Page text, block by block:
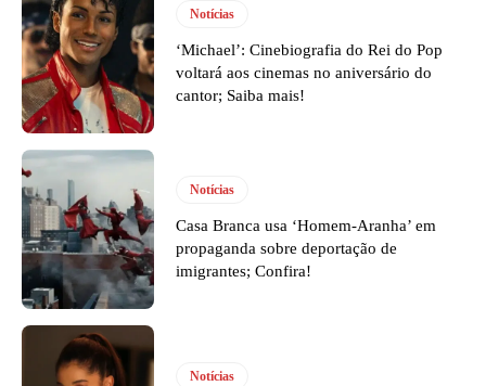
Notícias
‘Michael’: Cinebiografia do Rei do Pop
voltará aos cinemas no aniversário do
cantor; Saiba mais!
Notícias
Casa Branca usa ‘Homem-Aranha’ em
propaganda sobre deportação de
imigrantes; Confira!
Notícias